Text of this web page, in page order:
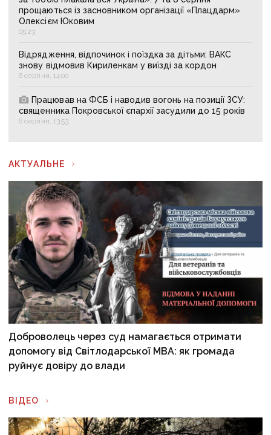
прощаються із засновником організації «Плацдарм»
Олексієм Юковим
05:23
Відрядження, відпочинок і поїздка за дітьми: ВАКС
знову відмовив Кириленкам у виїзді за кордон
6 серпня, 14:00
Працював на ФСБ і наводив вогонь на позиції ЗСУ:
священника Покровської єпархії засудили до 15 років
6 серпня, 13:53
АКТУАЛЬНЕ
Доброволець через суд намагається отримати
допомогу від Світлодарської МВА: як громада
руйнує довіру до влади
ВІДЕО